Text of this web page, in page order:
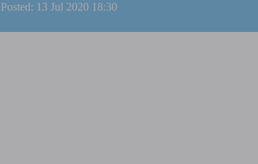
Posted: 13 Jul 2020 18:30